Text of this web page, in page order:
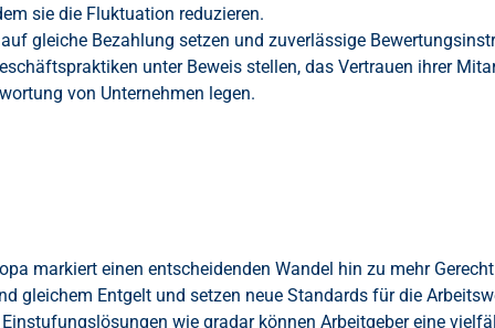
sie die Fluktuation reduzieren.
gleiche Bezahlung setzen und zuverlässige
unter Beweis stellen, das Vertrauen ihrer
von Unternehmen legen.
markiert einen entscheidenden Wandel hin zu mehr
gleichem Entgelt und setzen neue Standards für die
wie gradar können Arbeitgeber eine